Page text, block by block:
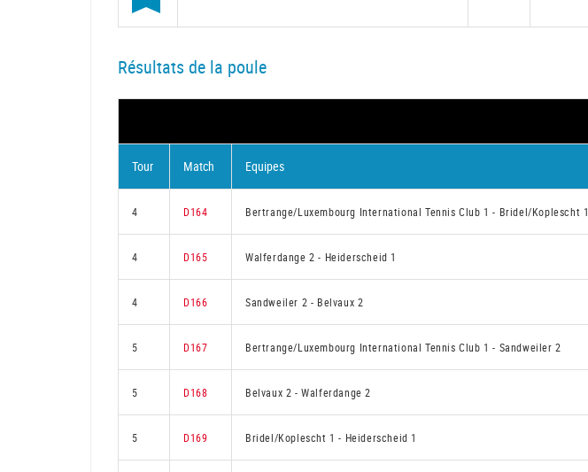
Résultats de la poule
Tour Match Equipes
4 D164 Bertrange/Luxembourg International Tennis Club 1- Bridel/Koplescht 1
4 D165 Walferdange 2- Heiderscheid 1
4 D166 Sandweiler 2 - Belvaux 2
5 D167 Bertrange/Luxembourg International Tennis Club 1- Sandweiler 2
5 D168 Belvaux 2 -Walferdange 2
5 D169 Bridel/Koplescht 1- Heiderscheid 1